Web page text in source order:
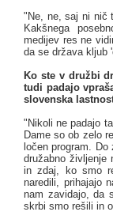
"Ne, ne, saj ni nič
Kakšnega
medijev res ne
da se država kljub
Ko ste v družbi
tudi padajo
slovenska
"Nikoli ne padajo
Dame so ob zelo
ločen program.
družabno življenje
in zdaj, ko smo
naredili, prihajajo
nam zavidajo, da
skrbi smo rešili in